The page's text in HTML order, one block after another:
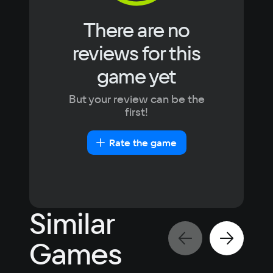
There are no
reviews for this
game yet
But your review can be the
first!
Rate the game
Similar
Games